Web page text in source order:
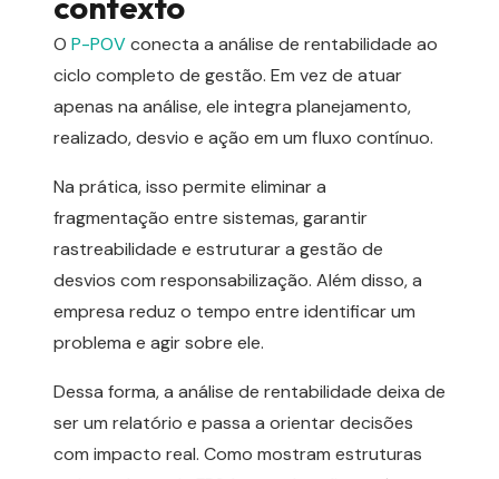
O P-POVconecta a análise de rentabilidade ao
ciclo completo de gestão. Em vez de atuar
apenas na análise, ele integra planejamento,
realizado, desvio e ação em um fluxo contínuo.
Na prática, isso permite eliminar a
fragmentação entre sistemas, garantir
rastreabilidade e estruturar a gestão de
desvios com responsabilização. Além disso, a
empresa reduz o tempo entre identificar um
problema e agir sobre ele.
Dessa forma, a análise de rentabilidade deixa de
ser um relatório e passa a orientar decisões
com impacto real. Como mostram estruturas